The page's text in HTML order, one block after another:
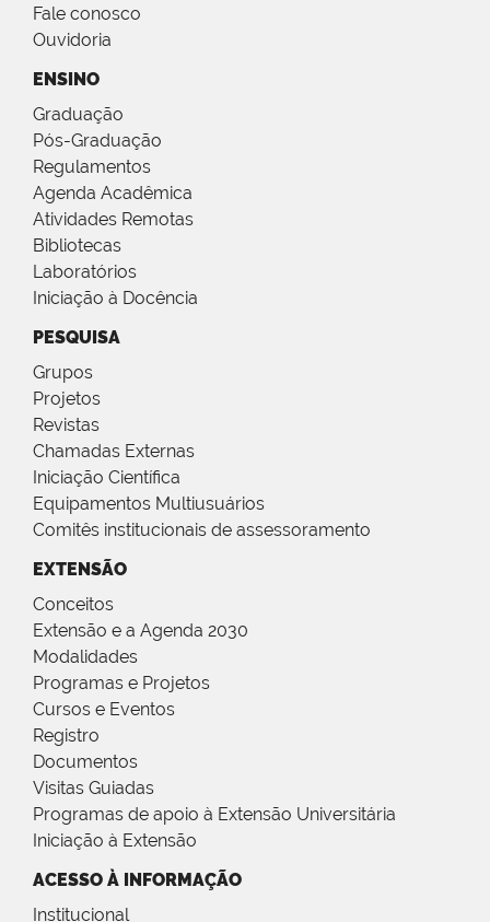
Fale conosco
Ouvidoria
ENSINO
Graduação
Pós-Graduação
Regulamentos
Agenda Acadêmica
Atividades Remotas
Bibliotecas
Laboratórios
Iniciação à Docência
PESQUISA
Grupos
Projetos
Revistas
Chamadas Externas
Iniciação Científica
Equipamentos Multiusuários
Comitês institucionais de assessoramento
EXTENSÃO
Conceitos
Extensão e a Agenda 2030
Modalidades
Programas e Projetos
Cursos e Eventos
Registro
Documentos
Visitas Guiadas
Programas de apoio à Extensão Universitária
Iniciação à Extensão
ACESSO À INFORMAÇÃO
Institucional